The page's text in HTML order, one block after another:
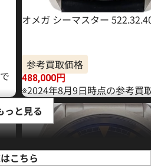
オメガ シーマスター
参考買取価格
488,000円
※2024年8月9日時点の参考買
っと見る
こちら